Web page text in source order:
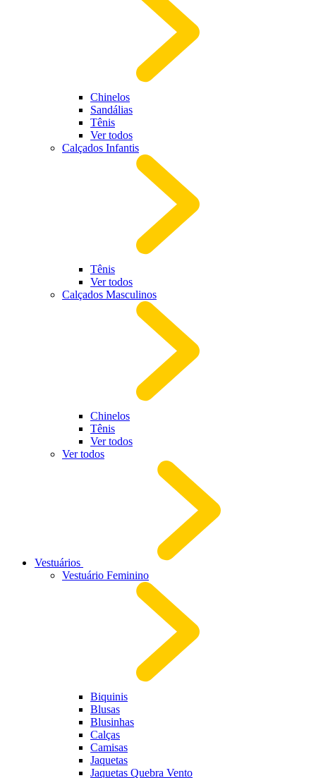
Chinelos
Sandálias
Tênis
Ver todos
Calçados Infantis
Tênis
Ver todos
Calçados Masculinos
Chinelos
Tênis
Ver todos
Ver todos
Vestuários
Vestuário Feminino
Biquinis
Blusas
Blusinhas
Calças
Camisas
Jaquetas
Jaquetas Quebra Vento